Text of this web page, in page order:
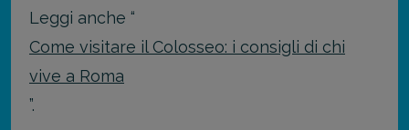
Leggi anche “
Come visitare il Colosseo: i consigli di chi
vive a Roma
”.